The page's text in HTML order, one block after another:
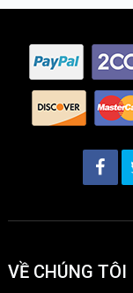
VỀ CHÚNG TÔI